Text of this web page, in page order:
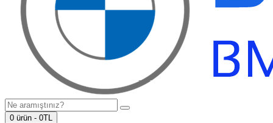
0 ürün - 0TL